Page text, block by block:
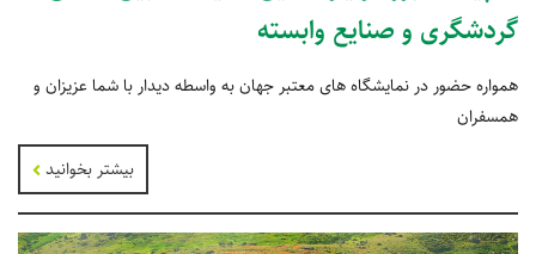
گردشگری و صنایع وابسته
همواره حضور در نمایشگاه های معتبر جهان به واسطه دیدار با شما عزیزان و
همسفران
بیشتر بخوانید